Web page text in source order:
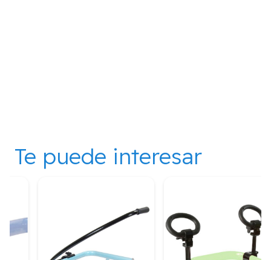
Te puede interesar